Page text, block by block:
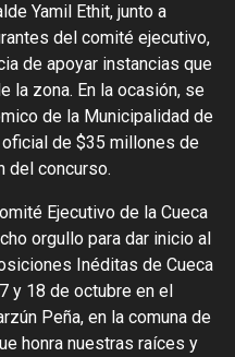
Yamil Ethit, junto a
del comité ejecutivo,
de apoyar instancias que
la zona. En la ocasión, se
de la Municipalidad de
de $35 millones de
del concurso.
Ejecutivo de la Cueca
orgullo para dar inicio al
Inéditas de Cueca
y 18 de octubre en el
Peña, en la comuna de
honra nuestras raíces y